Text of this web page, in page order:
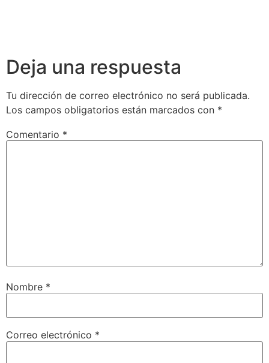
Deja una respuesta
Tu dirección de correo electrónico no será publicada.
Los campos obligatorios están marcados con *
Comentario *
Nombre *
Correo electrónico *